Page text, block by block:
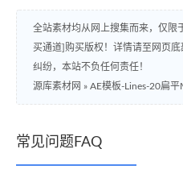
全站素材均从网上搜集而来，仅限
买通道]购买版权！详情请至网页
纠纷，本站不负任何责任！
源库素材网 » AE模板-Lines-20扁
常见问题FAQ